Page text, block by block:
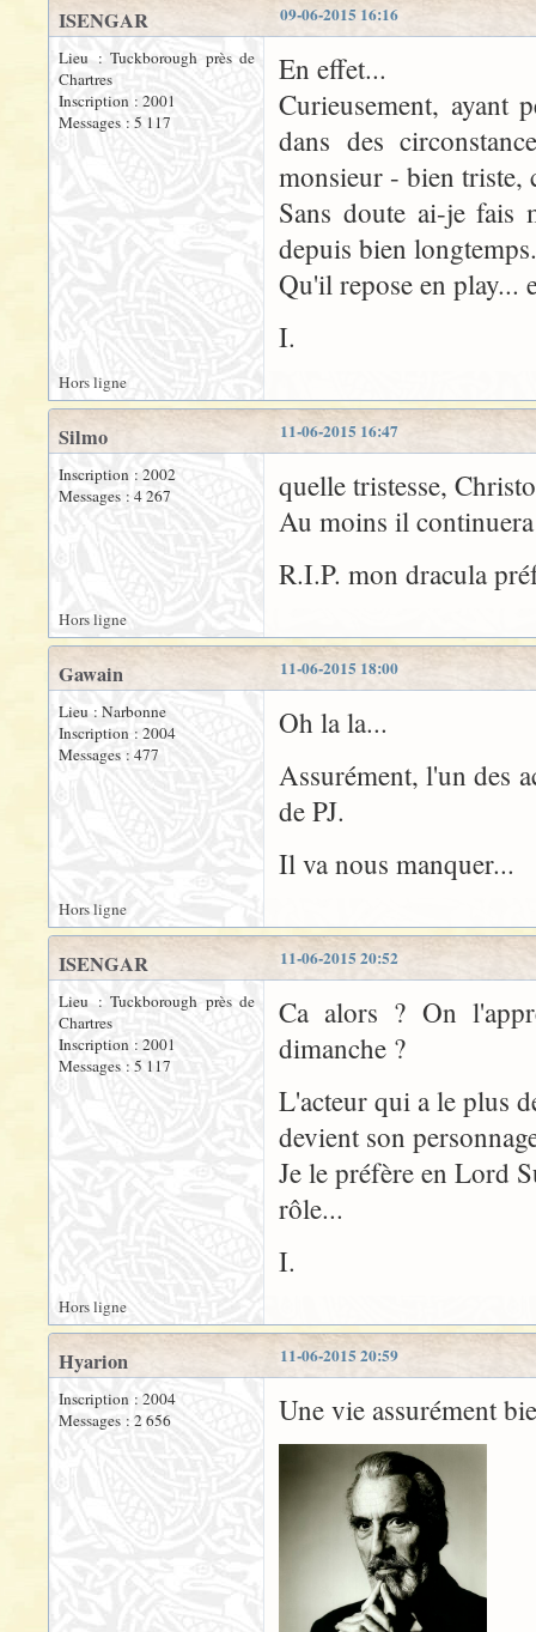
09-06-2015 16:16
ISENGAR
Lieu : Tuckborough près de
Chartres
Inscription : 2001
Messages : 5 117
En effet...
Curieusement, ayant
dans des
monsieur - bien triste,
Sans doute ai-je fais
depuis bien
Qu'il repose en play...
I.
Hors ligne
11-06-2015 16:47
Silmo
Inscription : 2002
Messages : 4 267
quelle tristesse,
Au moins il
R.I.P. mon dracula
Hors ligne
11-06-2015 18:00
Gawain
Lieu : Narbonne
Inscription : 2004
Messages : 477
Oh la la...
Assurément, l'un des
de PJ.
Il va nous manquer...
Hors ligne
11-06-2015 20:52
ISENGAR
Lieu : Tuckborough près de
Chartres
Inscription : 2001
Messages : 5 117
Ca alors ? On
dimanche ?
L'acteur qui a le plus
devient son
Je le préfère en Lord
rôle...
I.
Hors ligne
11-06-2015 20:59
Hyarion
Inscription : 2004
Messages : 2 656
Une vie assurément